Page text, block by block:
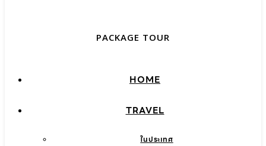
PACKAGE TOUR
HOME
TRAVEL
ในประเทศ